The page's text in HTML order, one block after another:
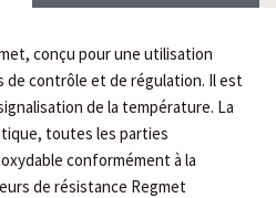
conçu pour une utilisation
de contrôle et de régulation. Il est
de la température. La
toutes les parties
conformément à la
de résistance Regmet